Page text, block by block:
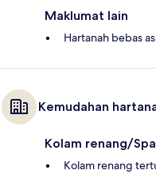
Maklumat lain
Hartanah bebas
Kemudahan
Kolam renang/Spa
Kolam renang